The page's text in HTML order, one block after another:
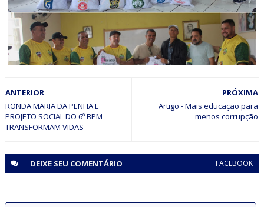
17B
Organização do Campeonato Jaguarariense de Futebol
2026 realiza entrega de material esportivo para as
equipes participantes
PRÓXIMA
Artigo - Mais educação para
menos corrupção
ANTERIOR
RONDA MARIA DA PENHA E
PROJETO SOCIAL DO 6º BPM
TRANSFORMAM VIDAS
DEIXE SEU COMENTÁRIO FACEBOOK